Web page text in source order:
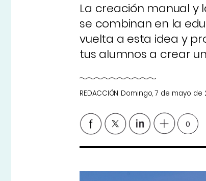
La creación manual y
se combinan en la
vuelta a esta idea y
tus alumnos a crear
REDACCIÓN Domingo, 7 de mayo de
0